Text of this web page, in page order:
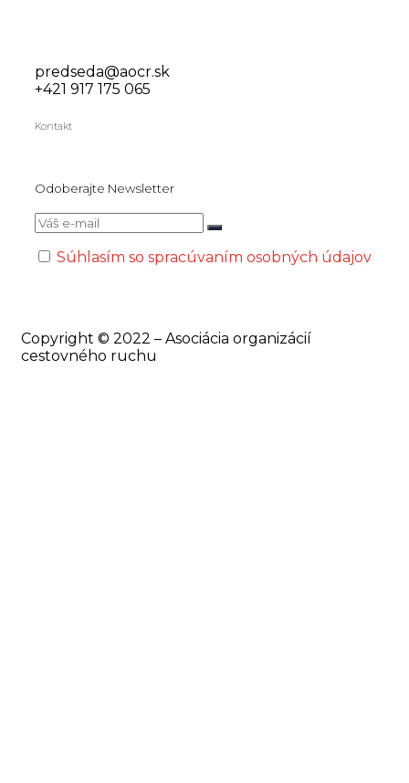
predseda@aocr.sk
+421 917 175 065
Kontakt
Odoberajte Newsletter
Súhlasím so spracúvaním osobných údajov
Copyright © 2022 – Asociácia organizácií
cestovného ruchu